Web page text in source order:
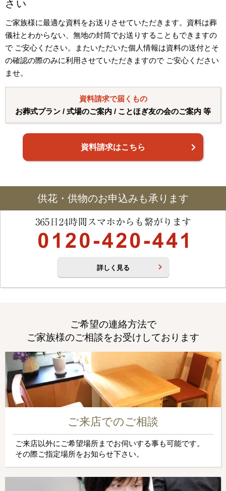
さい
ご家族様に最適な資料をお送りさせていただきます。資料は葬
儀社とわからない、無地の封筒でお送りすることもできますの
で ご安心ください。またいただいた個人情報は資料の送付とそ
の確認の際のみに利用させていただきますので ご安心ください
ませ。
資料請求で届くもの
お葬式プラン / 式場のご案内 / ことほぎ友の会のご案内 等
資料請求はこちら
供花・供物のお申込みも承ります
詳しく見る
ご希望の連絡方法で
ご家族様のご相談をお受けしております
ご来店でのご相談
ご来店以外にご希望場所までお伺いする事も可能です。
その際ご指定場所をお知らせ下さい。